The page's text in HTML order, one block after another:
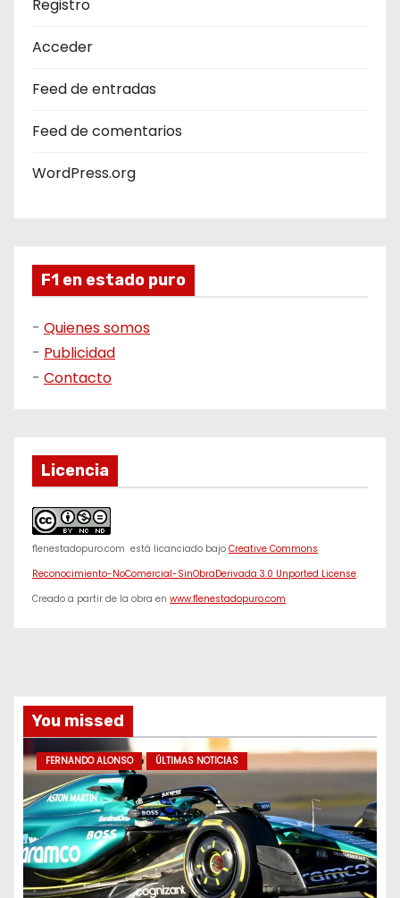
Registro
Acceder
Feed de entradas
Feed de comentarios
WordPress.org
F1 en estado puro
- Quienes somos
- Publicidad
- Contacto
Licencia
f1enestadopuro.com está licanciado bajo Creative Commons
Reconocimiento-NoComercial-SinObraDerivada 3.0 Unported License.
Creado a partir de la obra en www.f1enestadopuro.com
You missed
FERNANDO ALONSO ÚLTIMAS NOTICIAS